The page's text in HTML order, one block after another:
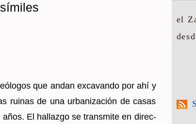
que andan ex­ca­van­do por ahí y
rui­nas de una ur­ba­ni­za­ción de casas
años. El ha­llaz­go se trans­mi­te en di­rec­
el